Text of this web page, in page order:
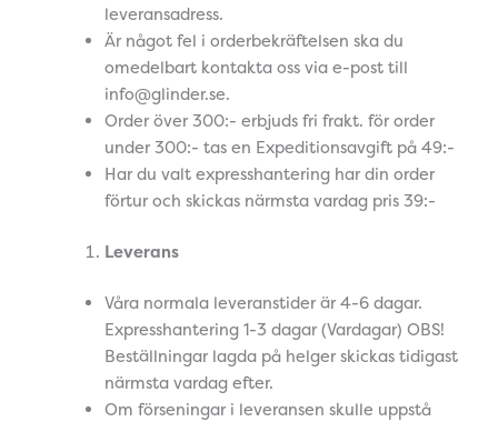
leveransadress.
Är något fel i orderbekräftelsen ska du
omedelbart kontakta oss via e-post till
info@glinder.se.
Order över 300:- erbjuds fri frakt. för order
under 300:- tas en Expeditionsavgift på 49:-
Har du valt expresshantering har din order
förtur och skickas närmsta vardag pris 39:-
Leverans
Våra normala leveranstider är 4-6 dagar.
Expresshantering 1-3 dagar (Vardagar) OBS!
Beställningar lagda på helger skickas tidigast
närmsta vardag efter.
Om förseningar i leveransen skulle uppstå